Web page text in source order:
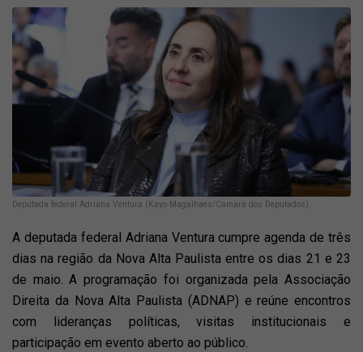
Deputada federal Adriana Ventura (Kayo Magalhaes/Camara dos Deputados).
A deputada federal Adriana Ventura cumpre agenda de três
dias na região da Nova Alta Paulista entre os dias 21 e 23
de maio. A programação foi organizada pela Associação
Direita da Nova Alta Paulista (ADNAP) e reúne encontros
com lideranças políticas, visitas institucionais e
participação em evento aberto ao público.